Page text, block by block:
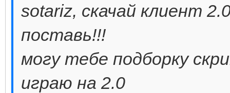
sotariz, скачай клиент
поставь!!!
могу тебе подборку
играю на 2.0